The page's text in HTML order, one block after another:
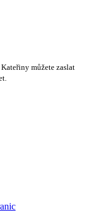
můžete zaslat